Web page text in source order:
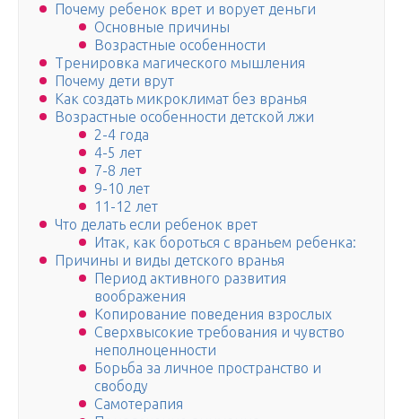
Почему ребенок врет и ворует деньги
Основные причины
Возрастные особенности
Тренировка магического мышления
Почему дети врут
Как создать микроклимат без вранья
Возрастные особенности детской лжи
2-4 года
4-5 лет
7-8 лет
9-10 лет
11-12 лет
Что делать если ребенок врет
Итак, как бороться с враньем ребенка:
Причины и виды детского вранья
Период активного развития
воображения
Копирование поведения взрослых
Сверхвысокие требования и чувство
неполноценности
Борьба за личное пространство и
свободу
Самотерапия